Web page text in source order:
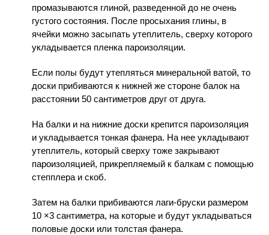
промазываются глиной, разведенной до не очень
густого состояния. После просыхания глины, в
ячейки можно засыпать утеплитель, сверху которого
укладывается пленка пароизоляции.
Если полы будут утепляться минеральной ватой, то
доски прибиваются к нижней же стороне балок на
расстоянии 50 сантиметров друг от друга.
На балки и на нижние доски крепится пароизоляция
и укладывается тонкая фанера. На нее укладывают
утеплитель, который сверху тоже закрывают
пароизоляцией, прикрепляемый к балкам с помощью
степплера и скоб.
Затем на балки прибиваются лаги-бруски размером
10 ×3 сантиметра, на которые и будут укладываться
половые доски или толстая фанера.